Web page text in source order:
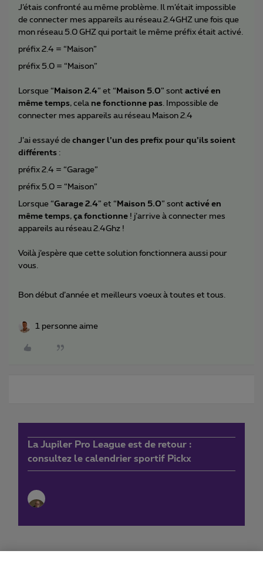
J’étais confronté au même problème. Il m’était impossible
de connecter mes appareils au réseau 2.4GHZ une fois que
mon réseau 5.0 GHZ qui portait le même préfix était activé.
préfix 2.4 = “Maison”
préfix 5.0 = “Maison”
Lorsque “ Maison 2.4” et “ Maison 5.0” sont activé en
même temps, cela ne fonctionne pas. Impossible de
connecter mes appareils au réseau Maison 2.4
J’ai essayé de changer l’un des prefix pour qu’ils soient
différents :
préfix 2.4 = “Garage”
préfix 5.0 = “Maison”
Lorsque “Garage 2.4” et “ Maison 5.0” sont activé en
même temps, ça fonctionne ! j’arrive à connecter mes
appareils au réseau 2.4Ghz !
Voilà j’espère que cette solution fonctionnera aussi pour
vous.
Bon début d’année et meilleurs voeux à toutes et tous.
1 personne aime
La Jupiler Pro League est de retour :
consultez le calendrier sportif Pickx